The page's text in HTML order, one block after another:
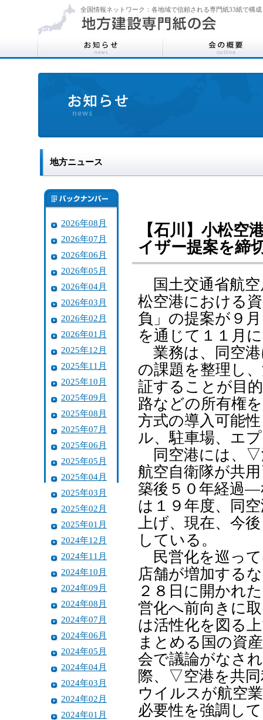
全国情報ネットワーク：各地域で信頼される専門紙33紙で構成
地方ニュース
2026年08月
2026年07月
2026年06月
2026年05月
2026年04月
2026年03月
2026年02月
2026年01月
2025年12月
2025年11月
2025年10月
2025年09月
2025年08月
2025年07月
2025年06月
2025年05月
2025年04月
2025年03月
2025年02月
2025年01月
2024年12月
2024年11月
2024年10月
2024年09月
2024年08月
2024年07月
2024年06月
2024年05月
2024年04月
2024年03月
2024年02月
2024年01月
【石川】小松空
イザー提案を締
国土交通省航空
松空港における
負」の提案が９
を通じて１１月
業務は、同空港
の課題を整理し
証することが目
路などの所有権
方式の導入可能
ル、駐車場、エ
同空港には、▽
航空自衛隊が共
築後５０年経過
は１９年度、同
上げ、現在、今
している。
民営化を巡って
店舗が増加する
２８日に開かれ
営化へ前向きに
は活性化を図る
まとめる国の資
会で議論がなさ
際、▽空港を共
ウイルスが航空
必要性を強調し